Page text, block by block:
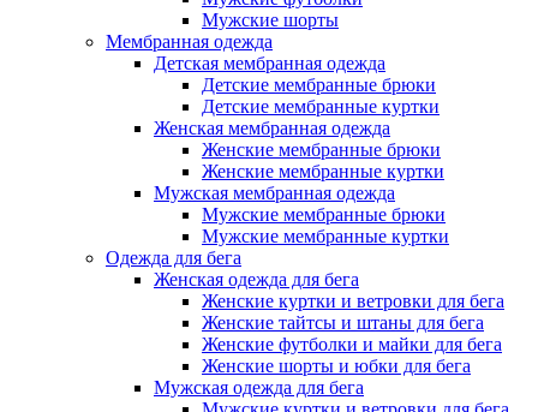
Мужские шорты
Мембранная одежда
Детская мембранная одежда
Детские мембранные брюки
Детские мембранные куртки
Женская мембранная одежда
Женские мембранные брюки
Женские мембранные куртки
Мужская мембранная одежда
Мужские мембранные брюки
Мужские мембранные куртки
Одежда для бега
Женская одежда для бега
Женские куртки и ветровки для бега
Женские тайтсы и штаны для бега
Женские футболки и майки для бега
Женские шорты и юбки для бега
Мужская одежда для бега